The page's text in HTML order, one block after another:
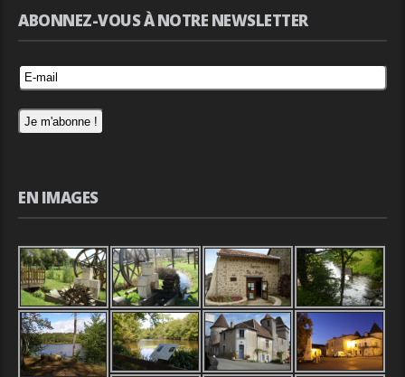
ABONNEZ-VOUS À NOTRE NEWSLETTER
EN IMAGES